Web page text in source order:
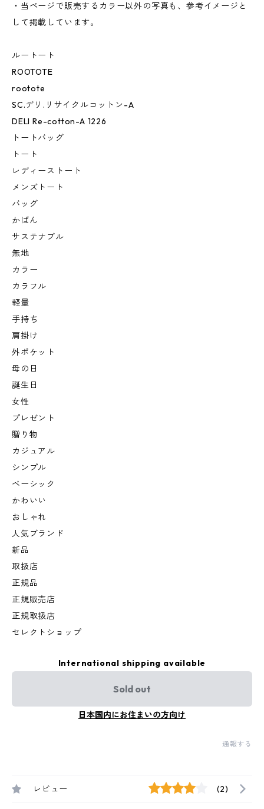
・当ページで販売するカラー以外の写真も、参考イメージと
して掲載しています。
ルートート
ROOTOTE
rootote
SC.デリ.リサイクルコットン-A
DELI Re-cotton-A 1226
トートバッグ
トート
レディーストート
メンズトート
バッグ
かばん
サステナブル
無地
カラー
カラフル
軽量
手持ち
肩掛け
外ポケット
母の日
誕生日
女性
プレゼント
贈り物
カジュアル
シンプル
ベーシック
かわいい
おしゃれ
人気ブランド
新品
取扱店
正規品
正規販売店
正規取扱店
セレクトショップ
International shipping available
Sold out
日本国内にお住まいの方向け
通報する
レビュー (2)